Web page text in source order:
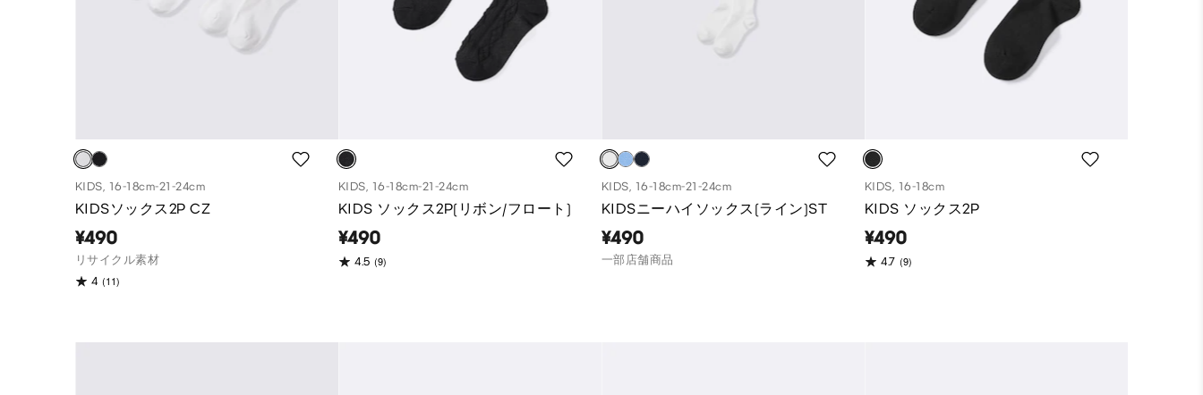
KIDS, 16-18cm-21-24cm
KIDSソックス2P CZ
¥490
リサイクル素材
4 (11)
KIDS, 16-18cm-21-24cm
KIDS ソックス2P(リボン/フロート)
¥490
4.5 (9)
KIDS, 16-18cm-21-24cm
KIDSニーハイソックス(ライン)ST
¥490
一部店舗商品
KIDS, 16-18cm
KIDS ソックス2P
¥490
4.7 (9)